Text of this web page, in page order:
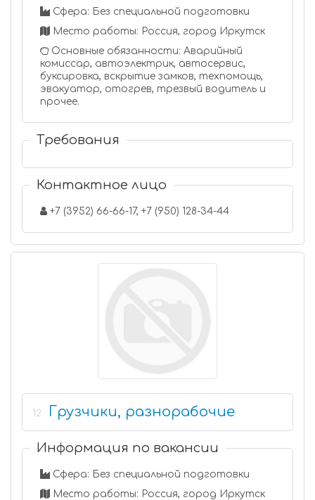
Сфера: Без специальной подготовки
Место работы: Россия, город Иркутск
Основные обязанности: Аварийный
комиссар, автоэлектрик, автосервис,
буксировка, вскрытие замков, техпомощь,
эвакуатор, отогрев, трезвый водитель и
прочее.
Требования
Контактное лицо
+7 (3952) 66-66-17, +7 (950) 128-34-44
12 Грузчики, разнорабочие
Информация по вакансии
Сфера: Без специальной подготовки
Место работы: Россия, город Иркутск